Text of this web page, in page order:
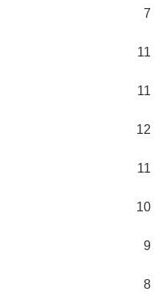
7
11
11
12
11
10
9
8